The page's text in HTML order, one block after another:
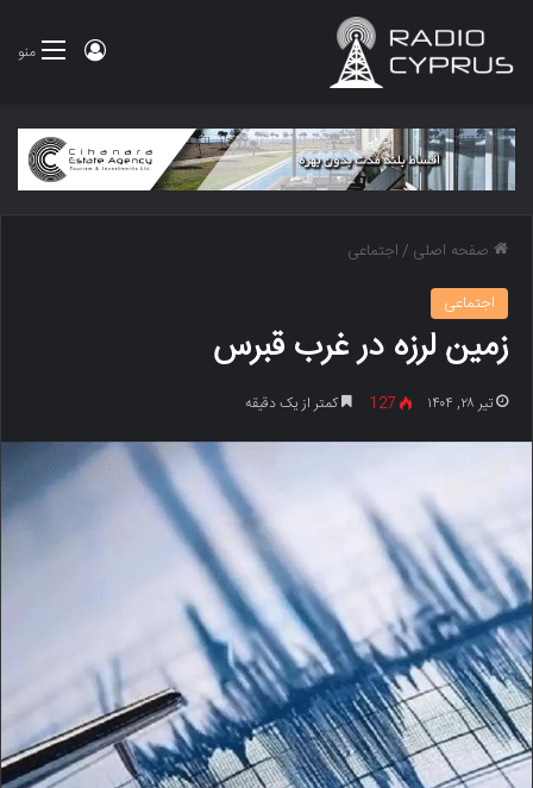
منو ورود
صفحه اصلی /اجتماعی
اجتماعی
زمین لرزه در غرب قبرس
تیر ۲۸, ۱۴۰۴ 127 کمتر از یک دقیقه